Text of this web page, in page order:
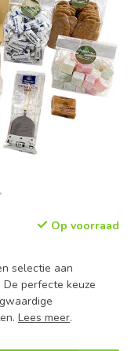
Op voorraad
selectie aan
perfecte keuze
Lees meer.